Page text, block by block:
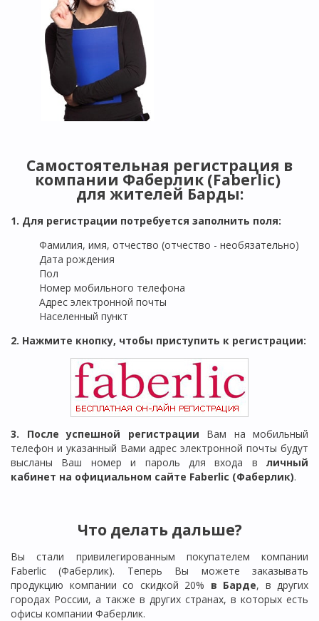
Самостоятельная регистрация в
компании Фаберлик (Faberlic)
для жителей Барды:
1. Для регистрации потребуется заполнить поля:
Фамилия, имя, отчество (отчество - необязательно)
Дата рождения
Пол
Номер мобильного телефона
Адрес электронной почты
Населенный пункт
2. Нажмите кнопку, чтобы приступить к регистрации:
3. После успешной регистрации Вам на мобильный
телефон и указанный Вами адрес электронной почты будут
высланы Ваш номер и пароль для входа в личный
кабинет на официальном сайте Faberlic (Фаберлик).
Что делать дальше?
Вы стали привилегированным покупателем компании
Faberlic (Фаберлик). Теперь Вы можете заказывать
продукцию компании со скидкой 20% в Барде, в других
городах России, а также в других странах, в которых есть
офисы компании Фаберлик.